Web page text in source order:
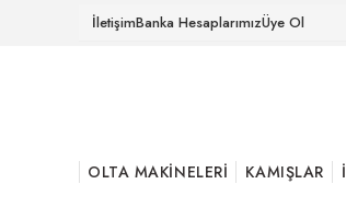
İletişimBanka HesaplarımızÜye Ol
OLTA MAKİNELERİ KAMIŞLAR